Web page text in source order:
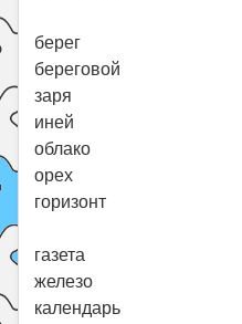
берег
береговой
заря
иней
облако
орех
горизонт
газета
железо
календарь